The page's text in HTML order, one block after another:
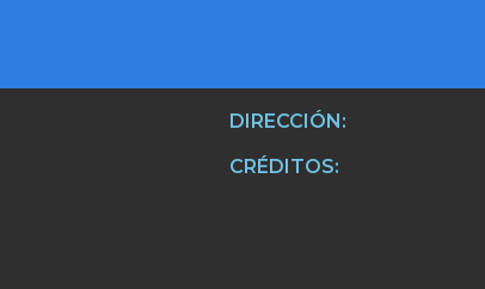
DIRECCIÓN:
CRÉDITOS: